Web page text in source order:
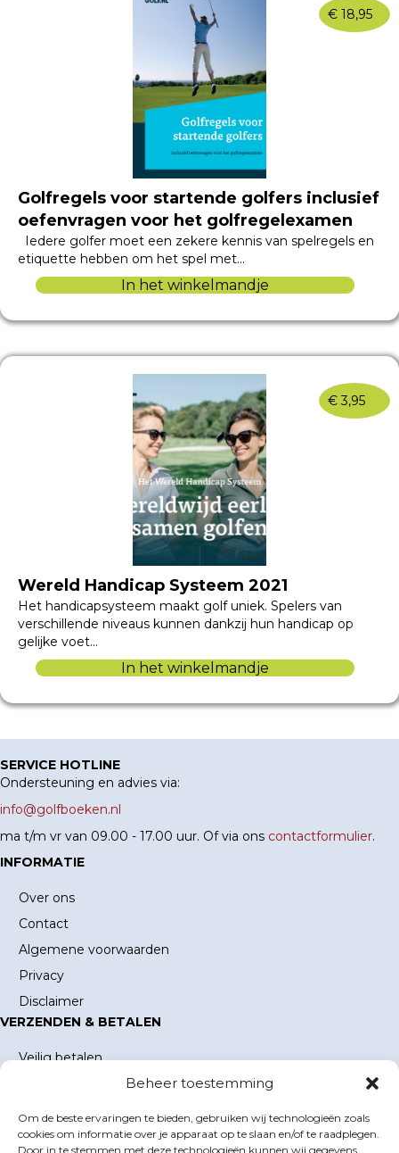
Beheer toestemming
Om de beste ervaringen te bieden, gebruiken wij technologieën zoals
cookies om informatie over je apparaat op te slaan en/of te raadplegen.
Door in te stemmen met deze technologieën kunnen wij gegevens
€ 18,95
Golfregels voor startende golfers inclusief
oefenvragen voor het golfregelexamen
Iedere golfer moet een zekere kennis van spelregels en
etiquette hebben om het spel met…
In het winkelmandje
€ 3,95
Wereld Handicap Systeem 2021
Het handicapsysteem maakt golf uniek. Spelers van
verschillende niveaus kunnen dankzij hun handicap op
gelijke voet…
In het winkelmandje
SERVICE HOTLINE
Ondersteuning en advies via:
info@golfboeken.nl
ma t/m vr van 09.00 - 17.00 uur. Of via ons contactformulier.
INFORMATIE
Over ons
Contact
Algemene voorwaarden
Privacy
Disclaimer
VERZENDEN & BETALEN
Veilig betalen
Verzending en verzendkosten
MIJN ACCOUNT